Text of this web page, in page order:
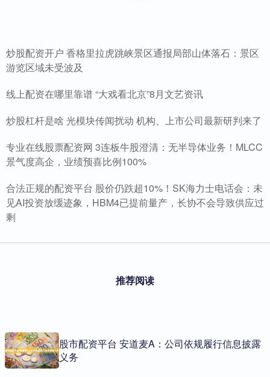
炒股配资开户 香格里拉虎跳峡景区通报局部山体落石：景区
游览区域未受波及
线上配资在哪里靠谱 “大戏看北京”8月文艺资讯
炒股杠杆是啥 光模块传闻扰动 机构、上市公司最新研判来了
专业在线股票配资网 3连板牛股澄清：无半导体业务！MLCC
景气度高企，业绩预喜比例100%
合法正规的配资平台 股价仍跌超10%！SK海力士电话会：未
见AI投资放缓迹象，HBM4已提前量产，长协不会导致供应过
剩
推荐阅读
股市配资平台 安道麦A：公司依规履行信息披露
义务